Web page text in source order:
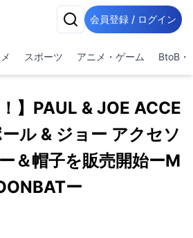
会員登録 / ログイン
スポーツ アニメ・ゲーム BtoB・
！】PAUL & JOE ACCE
ル & ジョー アクセソ
＆帽子を販売開始ーM
ー